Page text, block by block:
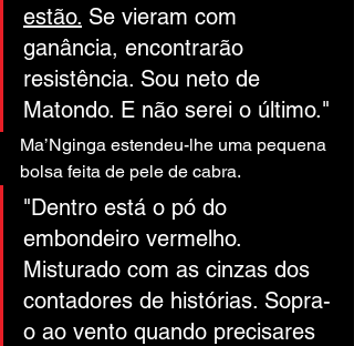
estão. Se vieram com
ganância, encontrarão
resistência. Sou neto de
Matondo. E não serei o último."
Ma’Nginga estendeu-lhe uma pequena
bolsa feita de pele de cabra.
"Dentro está o pó do
embondeiro vermelho.
Misturado com as cinzas dos
contadores de histórias. Sopra-
o ao vento quando precisares